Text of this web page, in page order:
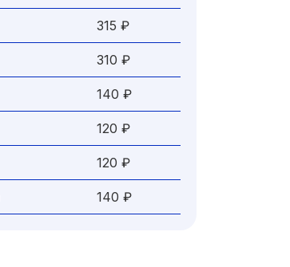
315 ₽
310 ₽
140 ₽
120 ₽
120 ₽
140 ₽